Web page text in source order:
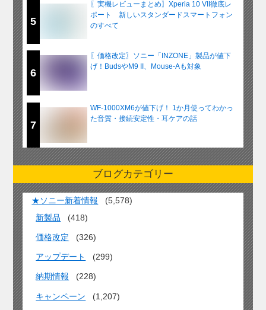
5
〖実機レビューまとめ〗Xperia 10 VII徹底レ
ポート 新しいスタンダードスマートフォン
のすべて
6
〖価格改定〗ソニー「INZONE」製品が値下
げ！BudsやM9 II、Mouse-Aも対象
7
WF-1000XM6が値下げ！ 1か月使ってわかっ
た音質・接続安定性・耳ケアの話
ブログカテゴリー
★ソニー新着情報
(5,578)
新製品
(418)
価格改定 (326)
アップデート (299)
納期情報 (228)
キャンペーン (1,207)